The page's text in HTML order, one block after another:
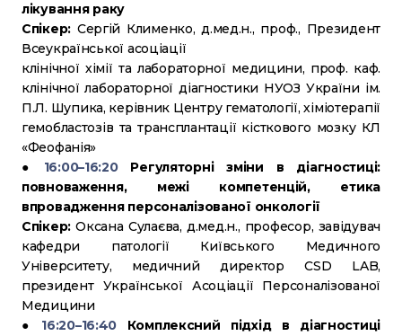
лікування раку
Спікер: Сергій Клименко, д.мед.н., проф., Президент
Всеукраїнської асоціації
клінічної хімії та лабораторної медицини, проф. каф.
клінічної лабораторної діагностики НУОЗ України ім.
П.Л. Шупика, керівник Центру гематології, хіміотерапії
гемобластозів та трансплантації кісткового мозку КЛ
«Феофанія»
●
16:00–16:20Регуляторні зміни в діагностиці:
повноваження, межі компетенцій, етика
впровадження персоналізованої онкології
Спікер:Оксана Сулаєва, д.мед.н., професор, завідувач
кафедри патології Київського Медичного
Університету, медичний директор CSD LAB,
президент Української Асоціації Персоналізованої
Медицини
● 16:20–16:40 Комплексний підхід в діагностиці